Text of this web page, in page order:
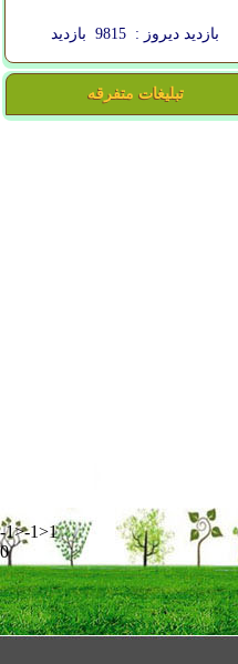
بازدید دیروز : 9815 بازدید
تبلیغات متفرقه
-1>-1>1
0